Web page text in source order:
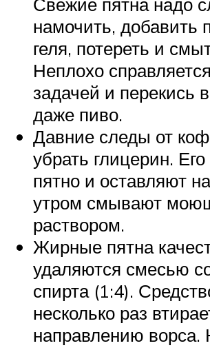
намочить, добавить
геля, потереть и
Неплохо
задачей и перекись
даже пиво.
Давние следы от
убрать глицерин.
пятно и оставляют
утром смывают
раствором.
Жирные пятна
удаляются смесью
спирта (1:4).
несколько раз
направлению ворса.